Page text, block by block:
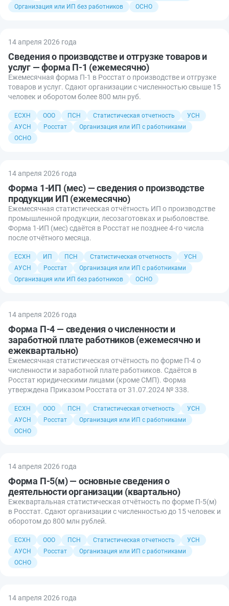
Организация или ИП без работников ОСНО
14 апреля 2026 года
Сведения о производстве и отгрузке товаров и
услуг — форма П-1 (ежемесячно)
Ежемесячная форма П-1 в Росстат о производстве и отгрузке
товаров и услуг. Сдают организации с численностью свыше 15
человек и оборотом более 800 млн руб.
ЕСХН ООО ПСН Статистическая отчетность
УСН
АУСН
Росстат
Организация или ИП с работниками
ОСНО
14 апреля 2026 года
Форма 1-ИП (мес) — сведения о производстве
продукции ИП (ежемесячно)
Ежемесячная статистическая отчётность ИП о производстве
промышленной продукции, лесозаготовках и рыболовстве.
Форма 1-ИП (мес) сдаётся в Росстат не позднее 4-го числа
после отчётного месяца.
ЕСХН ИП ПСН Статистическая отчетность
УСН
АУСН
Росстат
Организация или ИП с работниками
Организация или ИП без работников
ОСНО
14 апреля 2026 года
Форма П-4 — сведения о численности и
заработной плате работников (ежемесячно и
ежеквартально)
Ежемесячная статистическая отчётность по форме П-4 о
численности и заработной плате работников. Сдаётся в
Росстат юридическими лицами (кроме СМП). Форма
утверждена Приказом Росстата от 31.07.2024 № 338.
ЕСХН ООО ПСН Статистическая отчетность
УСН
АУСН
Росстат
Организация или ИП с работниками
ОСНО
14 апреля 2026 года
Форма П-5(м) — основные сведения о
деятельности организации (квартально)
Ежеквартальная статистическая отчётность по форме П-5(м)
в Росстат. Сдают организации с численностью до 15 человек и
оборотом до 800 млн рублей.
ЕСХН ООО ПСН Статистическая отчетность
УСН
АУСН
Росстат
Организация или ИП с работниками
ОСНО
14 апреля 2026 года